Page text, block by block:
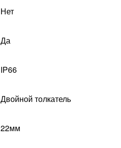
Нет
Да
IP66
Двойной толкатель
22мм